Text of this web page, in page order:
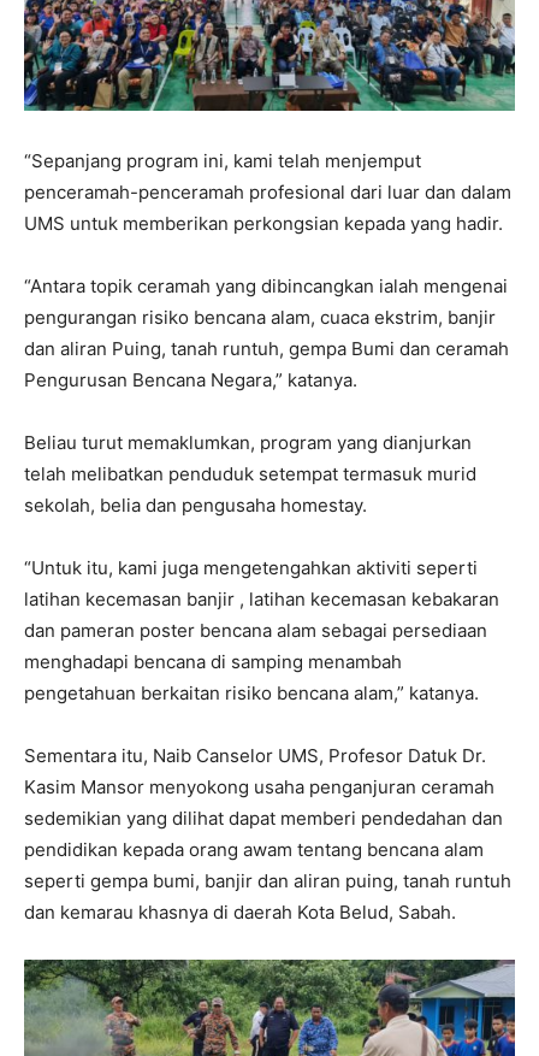
“Sepanjang program ini, kami telah menjemput
penceramah-penceramah profesional dari luar dan dalam
UMS untuk memberikan perkongsian kepada yang hadir.
“Antara topik ceramah yang dibincangkan ialah mengenai
pengurangan risiko bencana alam, cuaca ekstrim, banjir
dan aliran Puing, tanah runtuh, gempa Bumi dan ceramah
Pengurusan Bencana Negara,” katanya.
Beliau turut memaklumkan, program yang dianjurkan
telah melibatkan penduduk setempat termasuk murid
sekolah, belia dan pengusaha homestay.
“Untuk itu, kami juga mengetengahkan aktiviti seperti
latihan kecemasan banjir , latihan kecemasan kebakaran
dan pameran poster bencana alam sebagai persediaan
menghadapi bencana di samping menambah
pengetahuan berkaitan risiko bencana alam,” katanya.
Sementara itu, Naib Canselor UMS, Profesor Datuk Dr.
Kasim Mansor menyokong usaha penganjuran ceramah
sedemikian yang dilihat dapat memberi pendedahan dan
pendidikan kepada orang awam tentang bencana alam
seperti gempa bumi, banjir dan aliran puing, tanah runtuh
dan kemarau khasnya di daerah Kota Belud, Sabah.